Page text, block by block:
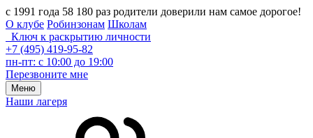
с 1991 года 58 180 раз родители доверили нам самое дорогое!
О клубе Робинзонам Школам
Ключ к раскрытию личности
+7 (495) 419-95-82
пн-пт: с 10:00 до 19:00
Перезвоните мне
Меню
Наши лагеря